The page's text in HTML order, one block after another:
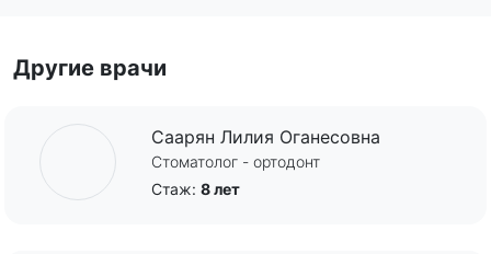
Другие врачи
Саарян Лилия Оганесовна
Стоматолог - ортодонт
Стаж: 8 лет